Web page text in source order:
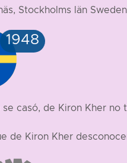
Stockholms län
se casó, de Kiron Kher no
de Kiron Kher